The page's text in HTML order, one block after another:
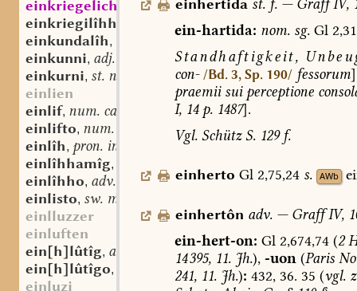
einkriegelich
mhd. adj.
einkriegilîhho
einkundalîh,
einkunni, adj.
einkurni, st. n.
einlien
einlif, num. card.
einlifto, num. ord.
einlîh, pron. indef., num. multipl., adj.
einlîhhamîg,
einlîhho, adv.
einlisto, sw. m.
einlluzzer
einluften
ein[h]lûtîg, adj.
ein[h]lûtîgo,
einluzi
einhertida st. f. —GraffIV,
ein-hartida: nom.sg.Gl
Standhaftigkeit,
con- /Bd. 3, Sp. 190/ fessorum]
praemiisuiperceptione
I,14p.1487].
Vgl.SchützS.129f.
einherto Gl 2,75,24 s. AWb
einhertôn adv. —GraffIV,
ein-hert-on: Gl2,674,74(2
14 395, 11.Jh.), -uon(Paris
241,11.Jh.): 432, 36. 35 (vgl.